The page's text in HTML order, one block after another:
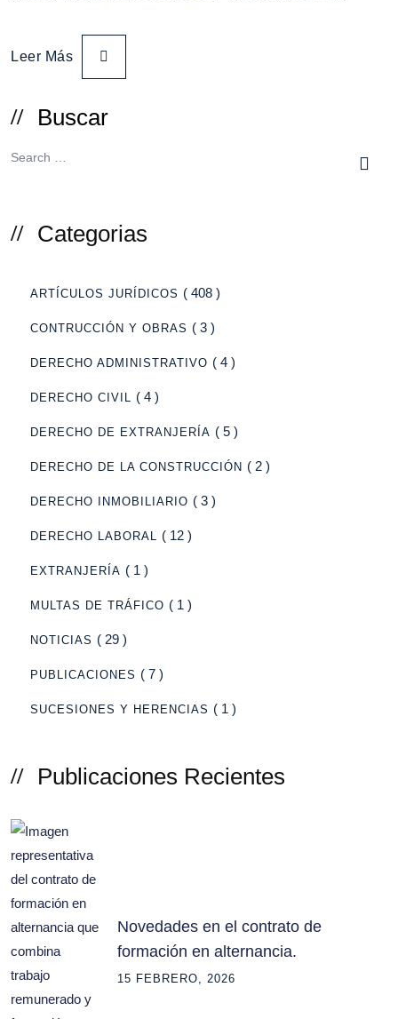
Leer Más
Buscar
Categorias
ARTÍCULOS JURÍDICOS ( 408 )
CONTRUCCIÓN Y OBRAS ( 3 )
DERECHO ADMINISTRATIVO ( 4 )
DERECHO CIVIL ( 4 )
DERECHO DE EXTRANJERÍA ( 5 )
DERECHO DE LA CONSTRUCCIÓN ( 2 )
DERECHO INMOBILIARIO ( 3 )
DERECHO LABORAL ( 12 )
EXTRANJERÍA ( 1 )
MULTAS DE TRÁFICO ( 1 )
NOTICIAS ( 29 )
PUBLICACIONES ( 7 )
SUCESIONES Y HERENCIAS ( 1 )
Publicaciones Recientes
Novedades en el contrato de
formación en alternancia.
15 FEBRERO, 2026